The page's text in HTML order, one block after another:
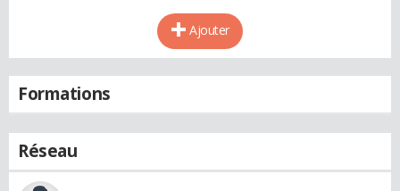
Ajouter
Formations
Réseau